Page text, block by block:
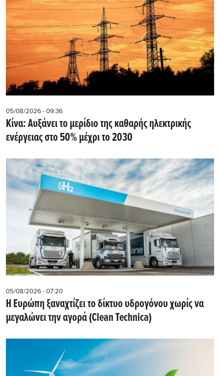
05/08/2026 - 09:36
Κίνα: Αυξάνει το μερίδιο της καθαρής ηλεκτρικής
ενέργειας στο 50% μέχρι το 2030
05/08/2026 - 07:20
Η Ευρώπη ξαναχτίζει το δίκτυο υδρογόνου χωρίς να
μεγαλώνει την αγορά (Clean Technica)